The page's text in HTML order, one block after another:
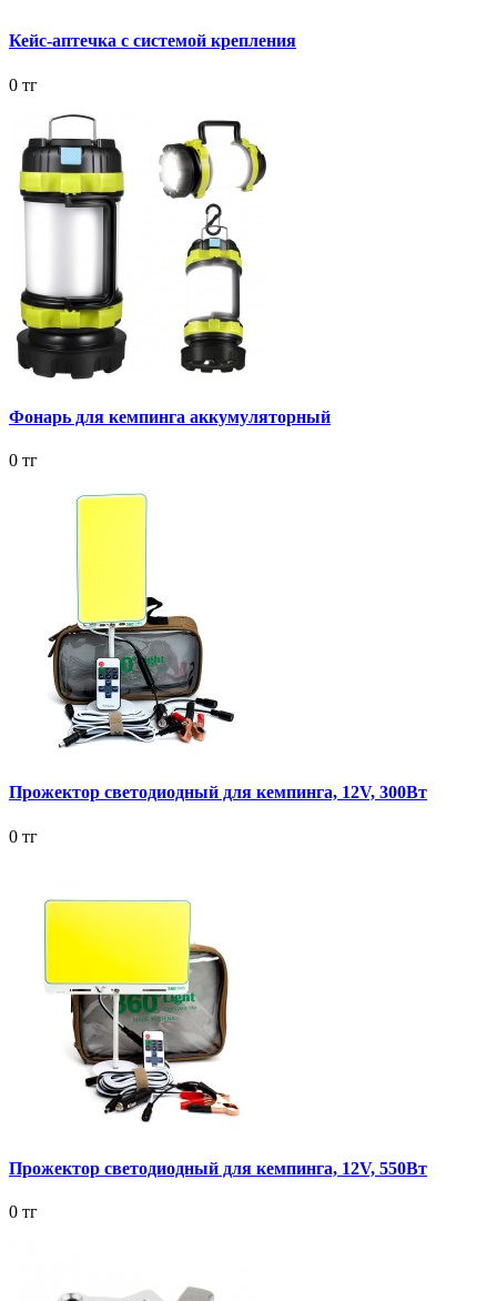
Кейс-аптечка с системой крепления
0 тг
Фонарь для кемпинга аккумуляторный
0 тг
Прожектор светодиодный для кемпинга, 12V, 300Вт
0 тг
Прожектор светодиодный для кемпинга, 12V, 550Вт
0 тг